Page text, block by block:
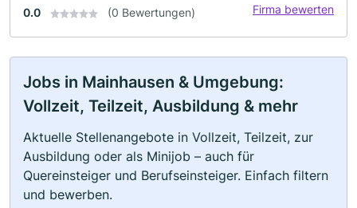
0.0 (0 Bewertungen) Firma bewerten
Jobs in Mainhausen & Umgebung:
Vollzeit, Teilzeit, Ausbildung & mehr
Aktuelle Stellenangebote in Vollzeit, Teilzeit, zur
Ausbildung oder als Minijob – auch für
Quereinsteiger und Berufseinsteiger. Einfach filtern
und bewerben.